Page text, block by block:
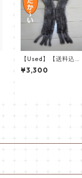
【Used】【送料込
み】ファーマフラー
「編み込みファー」ふ
¥3,300